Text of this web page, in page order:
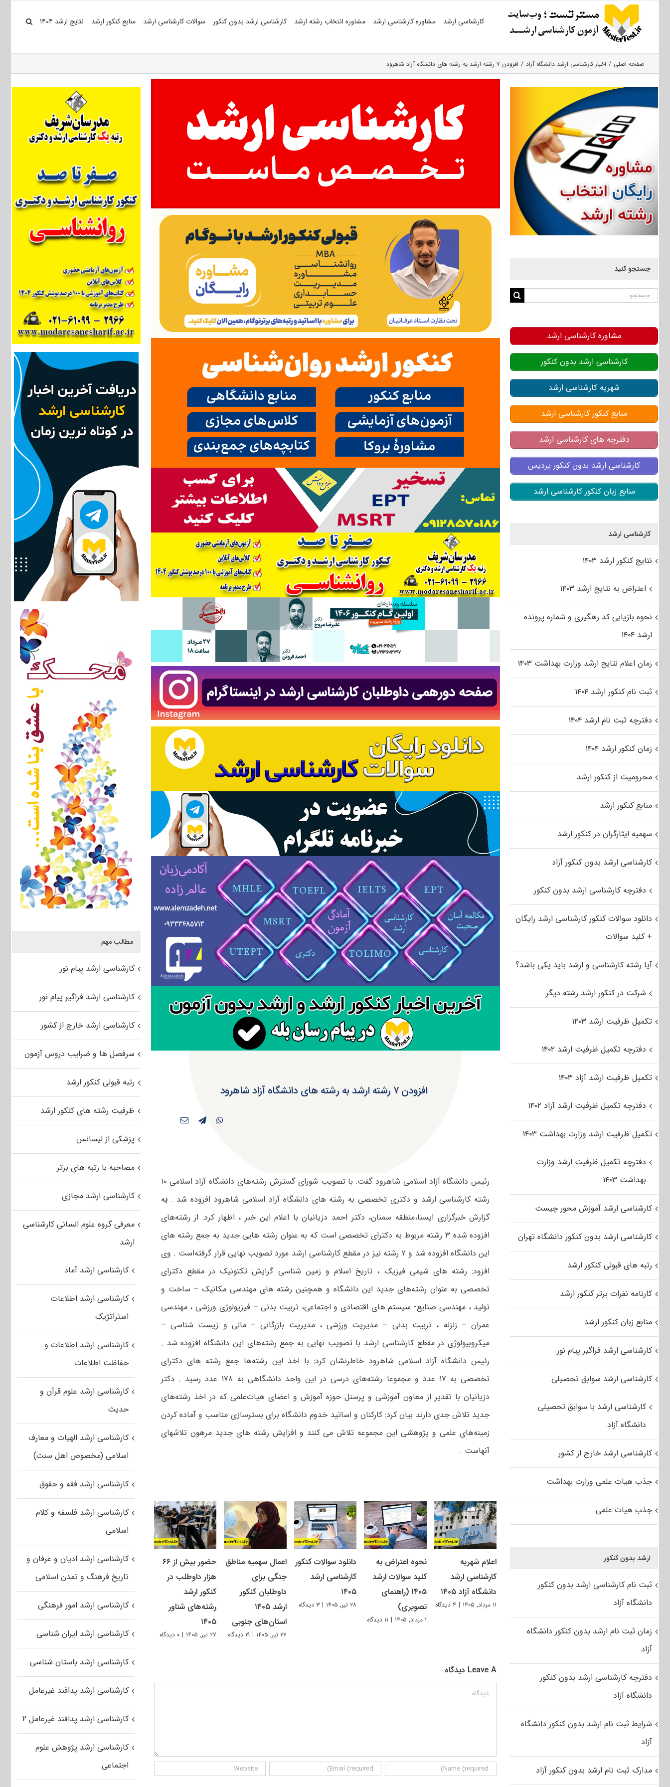
کارشناسی ارشد مشاوره کارشناسی ارشد مشاوره انتخاب رشته ارشد کارشناسی ارشد بدون کنکور سوالات کارشناسی ارشد منابع کنکور ارشد نتایج ارشد ۱۴۰۴
صفحه اصلی اخبار کارشناسی ارشد دانشگاه آزاد افزودن ۷ رشته ارشد به رشته های دانشگاه آزاد شاهرود
افزودن ۷ رشته ارشد به رشته های دانشگاه آزاد شاهرود
رئیس دانشگاه آزاد اسلامی شاهرود گفت: با تصویب شورای گسترش رشته‌های دانشگاه آزاد اسلامی ۱۰
رشته کارشناسی ارشد و دکتری تخصصی به رشته های دانشگاه آزاد اسلامی شاهرود افزوده شد .به
گزارش خبرگزاری ایسنا،منطقه سمنان، دکتر احمد دزیانیان با اعلام این خبر ، اظهار کرد: از رشته‌های
افزوده شده ۳ رشته مربوط به دکترای تخصصی است که به عنوان رشته هایی جدید به جمع رشته های
این دانشگاه افزوده شد و ۷ رشته نیز در مقطع کارشناسی ارشد مورد تصویب نهایی قرار گرفته‌است . وی
افزود: رشته های شیمی فیزیک ، تاریخ اسلام و زمین شناسی گرایش تکتونیک در مقطع دکترای
تخصصی به عنوان رشته‌های جدید این دانشگاه و همچنین رشته های مهندسی مکانیک – ساخت و
تولید ، مهندسی صنایع- سیستم های اقتصادی و اجتماعی، تربیت بدنی – فیزیولوژی ورزشی ، مهندسی
عمران – زلزله ، تربیت بدنی – مدیریت ورزشی ، مدیریت بازرگانی – مالی و زیست شناسی –
میکروبیولوژی در مقطع کارشناسی ارشد با تصویب نهایی به جمع رشته‌های این دانشگاه افزوده شد .
رئیس دانشگاه آزاد اسلامی شاهرود خاطرنشان کرد: با اخذ این رشته‌ها جمع رشته های دکترای
تخصصی به ۱۷ عدد و مجموعا رشته‌های درسی در این واحد دانشگاهی به ۱۷۸ عدد رسید . دکتر
دزیانیان با تقدیر از معاون آموزشی و پرسنل حوزه آموزش و اعضای هیات‌علمی که در اخذ رشته‌های
جدید تلاش جدی دارند بیان کرد: کارکنان و اساتید خدوم دانشگاه برای بسترسازی مناسب و آماده کردن
زمینه‌های علمی و پژوهشی این مجموعه تلاش می کنند و افزایش رشته های جدید مرهون تلاشهای
آنهاست .
اعلام شهریه
کارشناسی ارشد
دانشگاه آزاد ۱۴۰۵
۱۱ مرداد, ۱۴۰۵ | ۴ دیدگاه
نحوه اعتراض به
کلید سوالات ارشد
۱۴۰۵ (راهنمای
تصویری)
۱ مرداد, ۱۴۰۵ | ۱۱ دیدگاه
دانلود سوالات کنکور
کارشناسی ارشد
۱۴۰۵
۲۸ تیر, ۱۴۰۵ | ۳ دیدگاه
اعمال سهمیه مناطق
جنگی برای
داوطلبان کنکور
ارشد ۱۴۰۵
استان‌های جنوبی
۲۷ تیر, ۱۴۰۵ | ۱۹ دیدگاه
حضور بیش از ۶۶
هزار داوطلب در
کنکور ارشد
رشته‌های شناور
۱۴۰۵
۲۷ تیر, ۱۴۰۵ | ۰ دیدگاه
Leave A دیدگاه
دیدگاه
مطالب مهم
کارشناسی ارشد پیام نور
کارشناسی ارشد فراگیر پیام نور
کارشناسی ارشد خارج از کشور
سرفصل ها و ضرایب دروس آزمون
رتبه قبولی کنکور ارشد
ظرفیت رشته های کنکور ارشد
پزشکی از لیسانس
مصاحبه با رتبه های برتر
کارشناسی ارشد مجازی
معرفی گروه علوم انسانی کارشناسی
ارشد
کارشناسی ارشد آماد
کارشناسی ارشد اطلاعات
استراتژیک
کارشناسی ارشد اطلاعات و
حفاظت اطلاعات
کارشناسی ارشد علوم قرآن و
حدیث
کارشناسی ارشد الهیات و معارف
اسلامی (مخصوص اهل سنت)
کارشناسی ارشد فقه و حقوق
کارشناسی ارشد فلسفه و کلام
اسلامی
کارشناسی ارشد ادیان و عرفان و
تاریخ فرهنگ و تمدن اسلامی
کارشناسی ارشد امور فرهنگی
کارشناسی ارشد ایران شناسی
کارشناسی ارشد باستان شناسی
کارشناسی ارشد پدافند غیرعامل
کارشناسی ارشد پدافند غیرعامل ۲
کارشناسی ارشد پژوهش علوم
اجتماعی
جستجو کنید
جستجو
مشاوره کارشناسی ارشد
کارشناسی ارشد بدون کنکور
شهریه کارشناسی ارشد
منابع کنکور کارشناسی ارشد
دفترچه های کارشناسی ارشد
کارشناسی ارشد بدون کنکور پردیس
منابع زبان کنکور کارشناسی ارشد
کارشناسی ارشد
نتایج کنکور ارشد ۱۴۰۳
اعتراض به نتایج ارشد ۱۴۰۳
نحوه بازیابی کد رهگیری و شماره پرونده
ارشد ۱۴۰۴
زمان اعلام نتایج ارشد وزارت بهداشت ۱۴۰۳
ثبت نام کنکور ارشد ۱۴۰۴
دفترچه ثبت نام ارشد ۱۴۰۴
زمان کنکور ارشد ۱۴۰۴
محرومیت از کنکور ارشد
منابع کنکور ارشد
سهمیه ایثارگران در کنکور ارشد
کارشناسی ارشد بدون کنکور آزاد
دفترچه کارشناسی ارشد بدون کنکور
دانلود سوالات کنکور کارشناسی ارشد رایگان
+ کلید سوالات
آیا رشته کارشناسی و ارشد باید یکی باشد؟
شرکت در کنکور ارشد رشته دیگر
تکمیل ظرفیت ارشد ۱۴۰۳
دفترچه تکمیل ظرفیت ارشد ۱۴۰۲
تکمیل ظرفیت ارشد آزاد ۱۴۰۳
دفترچه تکمیل ظرفیت ارشد آزاد ۱۴۰۲
تکمیل ظرفیت ارشد وزارت بهداشت ۱۴۰۳
دفترچه تکمیل ظرفیت ارشد وزارت
بهداشت ۱۴۰۳
کارشناسی ارشد آموزش محور چیست
کارشناسی ارشد بدون کنکور دانشگاه تهران
رتبه های قبولی کنکور ارشد
کارنامه نفرات برتر کنکور ارشد
منابع زبان کنکور ارشد
کارشناسی ارشد فراگیر پیام نور
کارشناسی ارشد سوابق تحصیلی
کارشناسی ارشد با سوابق تحصیلی
دانشگاه آزاد
کارشناسی ارشد خارج از کشور
جذب هیات علمی وزارت بهداشت
جذب هیات علمی
ارشد بدون کنکور
ثبت نام کارشناسی ارشد بدون کنکور
دانشگاه آزاد
زمان ثبت نام ارشد بدون کنکور دانشگاه
آزاد
دفترچه کارشناسی ارشد بدون کنکور
دانشگاه آزاد
شرایط ثبت نام ارشد بدون کنکور دانشگاه
آزاد
مدارک ثبت نام ارشد بدون کنکور آزاد